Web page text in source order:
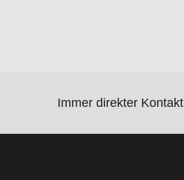
Immer direkter Kontakt